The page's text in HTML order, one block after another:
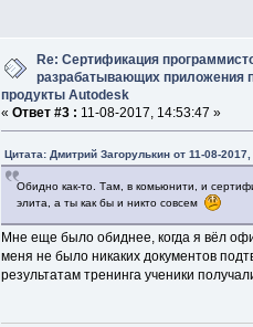
Re: Сертификация
разрабатывающих приложения
продукты Autodesk
« Ответ #3 : 11-08-2017, 14:53:47 »
Цитата: Дмитрий Загорулькин от 11-08-
Обидно как-то. Там, в комьюнити, и
элита, а ты как бы и никто совсем
Мне еще было обиднее, когда я вёл
меня не было никаких документов
результатам тренинга ученики